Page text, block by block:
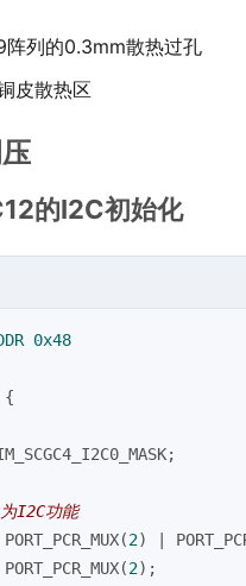
列的0.3mm散热过孔
皮散热区
的I2C初始化
0x48
{
I2C功能
2) |
2);